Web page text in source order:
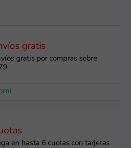
gratis
gratis por compras sobre
en hasta 6 cuotas con tarjetas